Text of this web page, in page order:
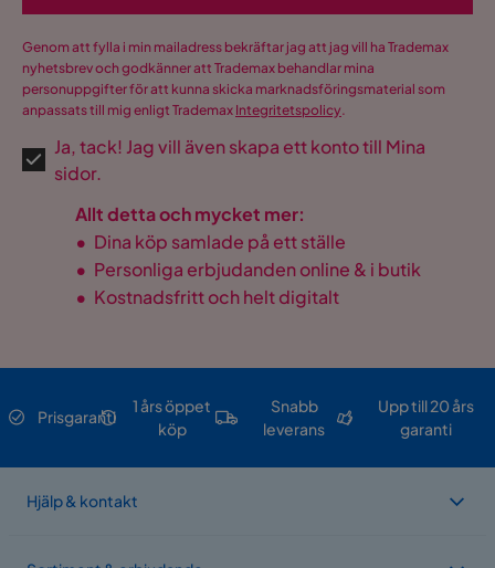
Genom att fylla i min mailadress bekräftar jag att jag vill ha Trademax
nyhetsbrev och godkänner att Trademax behandlar mina
personuppgifter för att kunna skicka marknadsföringsmaterial som
anpassats till mig enligt Trademax Integritetspolicy.
Ja, tack! Jag vill även skapa ett konto till Mina
sidor.
Allt detta och mycket mer:
• Dina köp samlade på ett ställe
• Personliga erbjudanden online & i butik
• Kostnadsfritt och helt digitalt
Prisgaranti
1 års öppet
köp
Snabb
leverans
Upp till 20 års
garanti
Hjälp & kontakt